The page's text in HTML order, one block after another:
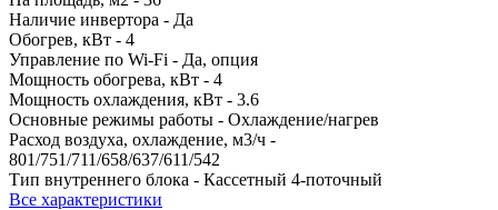
Наличие инвертора - Да
Обогрев, кВт - 4
Управление по Wi-Fi - Да, опция
Мощность обогрева, кВт - 4
Мощность охлаждения, кВт - 3.6
Основные режимы работы - Охлаждение/нагрев
Расход воздуха, охлаждение, м3/ч -
801/751/711/658/637/611/542
Тип внутреннего блока - Кассетный 4-поточный
Все характеристики